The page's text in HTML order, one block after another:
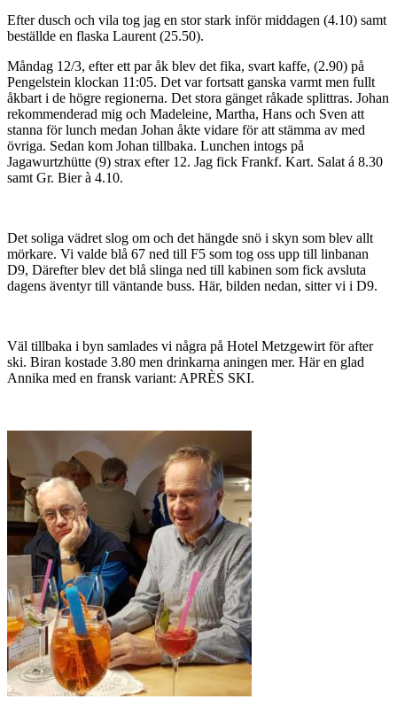
Efter dusch och vila tog jag en stor stark inför middagen (4.10) samt
beställde en flaska Laurent (25.50).
Måndag 12/3, efter ett par åk blev det fika, svart kaffe, (2.90) på
Pengelstein klockan 11:05. Det var fortsatt ganska varmt men fullt
åkbart i de högre regionerna. Det stora gänget råkade splittras. Johan
rekommenderad mig och Madeleine, Martha, Hans och Sven att
stanna för lunch medan Johan åkte vidare för att stämma av med
övriga. Sedan kom Johan tillbaka. Lunchen intogs på
Jagawurtzhütte (9) strax efter 12. Jag fick Frankf. Kart. Salat á 8.30
samt Gr. Bier à 4.10.
Det soliga vädret slog om och det hängde snö i skyn som blev allt
mörkare. Vi valde blå 67 ned till F5 som tog oss upp till linbanan
D9, Därefter blev det blå slinga ned till kabinen som fick avsluta
dagens äventyr till väntande buss. Här, bilden nedan, sitter vi i D9.
Väl tillbaka i byn samlades vi några på Hotel Metzgewirt för after
ski. Biran kostade 3.80 men drinkarna aningen mer. Här en glad
Annika med en fransk variant: APRÈS SKI.